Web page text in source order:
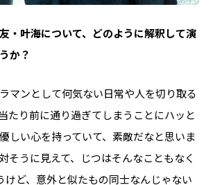
友・叶海について、どのように解釈して演
か？​​
マンとして何気ない日常や人を切り取る
たり前に通り過ぎてしまうことにハッと
しい心を持っていて、素敵だなと思いま
そうに見えて、じつはそんなこともなく
けど、意外と似たもの同士なんじゃない